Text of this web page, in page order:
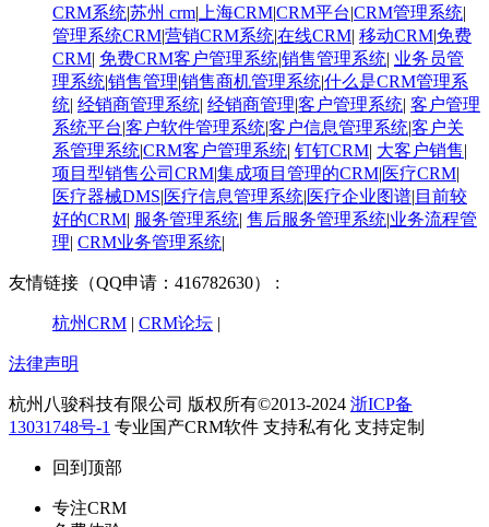
CRM系统|苏州 crm| 上海CRM|CRM平台|CRM管理系统|
管理系统CRM|营销CRM系统|在线CRM| 移动CRM|免费
CRM| 免费CRM客户管理系统|销售管理系统| 业务员管
理系统|销售管理|销售商机管理系统|什么是CRM管理系
统| 经销商管理系统| 经销商管理|客户管理系统| 客户管理
系统平台|客户软件管理系统|客户信息管理系统|客户关
系管理系统|CRM客户管理系统| 钉钉CRM| 大客户销售|
项目型销售公司CRM|集成项目管理的CRM|医疗CRM|
医疗器械DMS|医疗信息管理系统|医疗企业图谱| ​目前较
好的CRM| 服务管理系统| 售后服务管理系统|业务流程管
理| CRM业务管理系统|
友情链接（QQ申请：416782630） :
杭州CRM | CRM论坛 |
法律声明
杭州八骏科技有限公司 版权所有©2013-2024 浙ICP备
13031748号-1 专业国产CRM软件 支持私有化 支持定制
回到顶部
专注CRM